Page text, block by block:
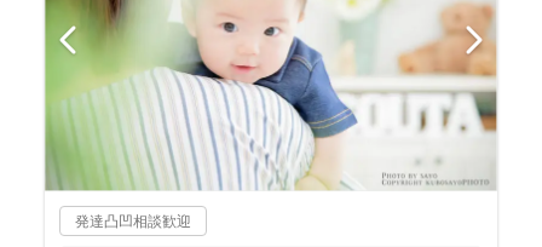
発達凸凹相談歓迎